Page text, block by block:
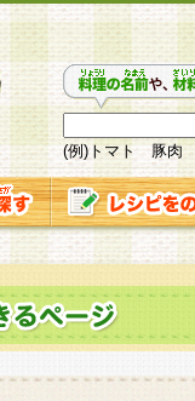
(例)トマト 豚肉